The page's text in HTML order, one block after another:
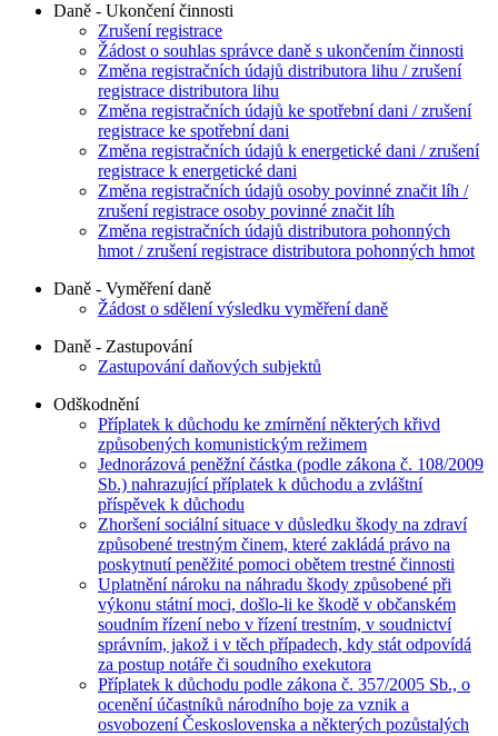
Daně - Ukončení činnosti
Zrušení registrace
Žádost o souhlas správce daně s ukončením činnosti
Změna registračních údajů distributora lihu / zrušení
registrace distributora lihu
Změna registračních údajů ke spotřební dani / zrušení
registrace ke spotřební dani
Změna registračních údajů k energetické dani / zrušení
registrace k energetické dani
Změna registračních údajů osoby povinné značit líh /
zrušení registrace osoby povinné značit líh
Změna registračních údajů distributora pohonných
hmot / zrušení registrace distributora pohonných hmot
Daně - Vyměření daně
Žádost o sdělení výsledku vyměření daně
Daně - Zastupování
Zastupování daňových subjektů
Odškodnění
Příplatek k důchodu ke zmírnění některých křivd
způsobených komunistickým režimem
Jednorázová peněžní částka (podle zákona č. 108/2009
Sb.) nahrazující příplatek k důchodu a zvláštní
příspěvek k důchodu
Zhoršení sociální situace v důsledku škody na zdraví
způsobené trestným činem, které zakládá právo na
poskytnutí peněžité pomoci obětem trestné činnosti
Uplatnění nároku na náhradu škody způsobené při
výkonu státní moci, došlo-li ke škodě v občanském
soudním řízení nebo v řízení trestním, v soudnictví
správním, jakož i v těch případech, kdy stát odpovídá
za postup notáře či soudního exekutora
Příplatek k důchodu podle zákona č. 357/2005 Sb., o
ocenění účastníků národního boje za vznik a
osvobození Československa a některých pozůstalých